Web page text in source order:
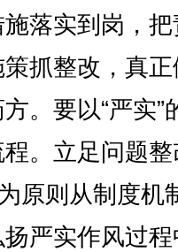
落实到岗，
抓整改，真
。要以“严实”
。立足问题
原则从制度机
严实作风过